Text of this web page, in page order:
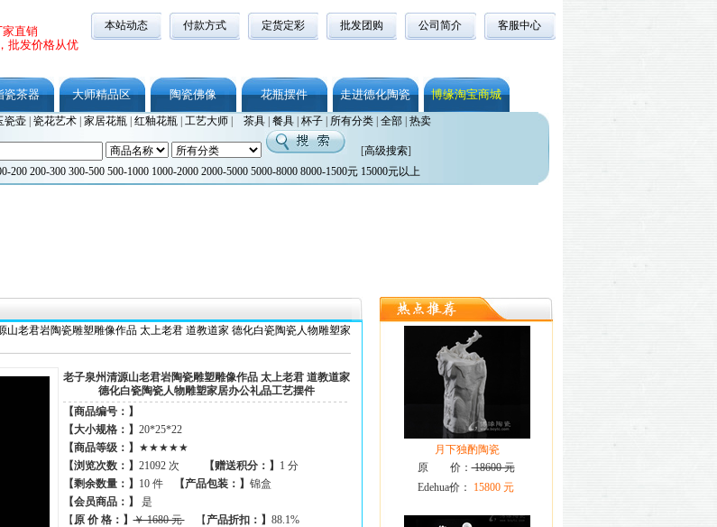
家直销
批发价格从优
本站动态 付款方式 定货定彩 批发团购 公司简介 客服中心
瓷茶器 大师精品区 陶瓷佛像 花瓶摆件 走进德化陶瓷 博缘淘宝商城
瓷壶| 瓷花艺术| 家居花瓶| 红釉花瓶| 工艺大师| 茶具| 餐具| 杯子| 所有分类| 全部| 热卖
[高级搜索]
200 200-300 300-500 500-1000 1000-2000 2000-5000 5000-8000 8000-1500元 15000元以上
山老君岩陶瓷雕塑雕像作品 太上老君 道教道家 德化白瓷陶瓷人物雕塑家
老子泉州清源山老君岩陶瓷雕塑雕像作品 太上老君 道教道家
德化白瓷陶瓷人物雕塑家居办公礼品工艺摆件
【商品编号：】
【大小规格：】 20*25*22
【商品等级：】
★★★★★
【浏览次数：】 21092 次 【赠送积分：】
1 分
【剩余数量：】 10 件【产品包装：】 锦盒
【会员商品： 】
是
【 原 价 格： 】￥ 1680 元【 产品折扣： 】 88.1%
月下独酌陶瓷
原 价：18600 元
Edehua价：
15800 元